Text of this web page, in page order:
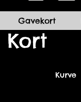
Kort
Kurve
Gavekort